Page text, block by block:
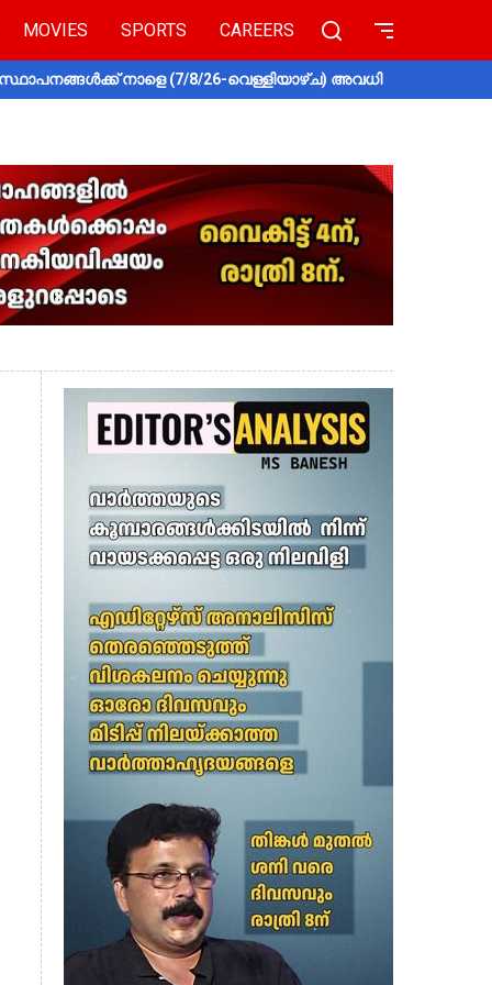
MOVIES SPORTS CAREERS
നാളെ (7/8/26-വെള്ളിയാഴ്ച) അവധി